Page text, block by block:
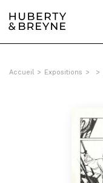
Accueil > Expositions > >